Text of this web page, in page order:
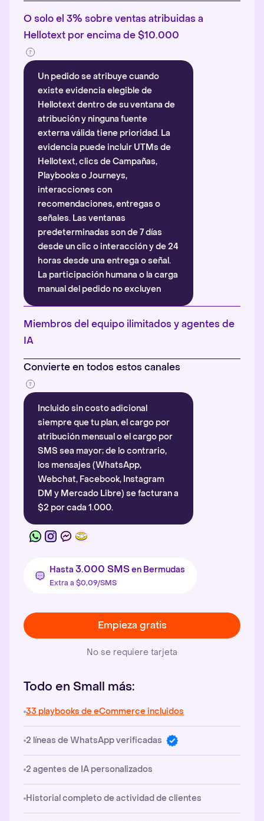
O solo el 3% sobre ventas atribuidas a
Hellotext por encima de $10.000
Un pedido se atribuye cuando
existe evidencia elegible de
Hellotext dentro de su ventana de
atribución y ninguna fuente
externa válida tiene prioridad. La
evidencia puede incluir UTMs de
Hellotext, clics de Campañas,
Playbooks o Journeys,
interacciones con
recomendaciones, entregas o
señales. Las ventanas
predeterminadas son de 7 días
desde un clic o interacción y de 24
horas desde una entrega o señal.
La participación humana o la carga
manual del pedido no excluyen
automáticamente la atribución.
Más información
Miembros del equipo ilimitados y agentes de
IA
Convierte en todos estos canales
Incluido sin costo adicional
siempre que tu plan, el cargo por
atribución mensual o el cargo por
SMS sea mayor; de lo contrario,
los mensajes (WhatsApp,
Webchat, Facebook, Instagram
DM y Mercado Libre) se facturan a
$2 por cada 1.000.
Hasta 3.000 SMSen Bermudas
Extra a $0,09/SMS
Empieza gratis
No se requiere tarjeta
Todo en Small más:
33 playbooks de eCommerce incluidos
2 líneas de WhatsApp verificadas
2 agentes de IA personalizados
Historial completo de actividad de clientes